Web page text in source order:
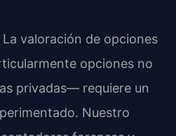
valoración de opciones
opciones no
privadas— requiere un
Nuestro